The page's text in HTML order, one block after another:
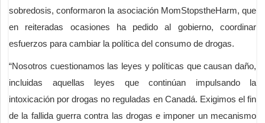
sobredosis, conformaron la asociación MomStopstheHarm, que
en reiteradas ocasiones ha pedido al gobierno, coordinar
esfuerzos para cambiar la política del consumo de drogas.
“Nosotros cuestionamos las leyes y políticas que causan daño,
incluidas aquellas leyes que continúan impulsando la
intoxicación por drogas no reguladas en Canadá. Exigimos el fin
de la fallida guerra contra las drogas e imponer un mecanismo